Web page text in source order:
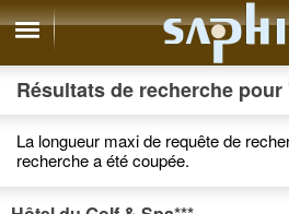
La longueur maxi de requête de
recherche a été coupée.